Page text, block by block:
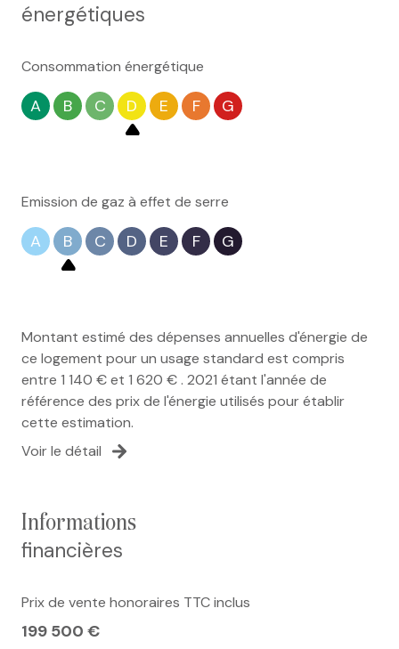
énergétiques
Consommation énergétique
A B C D E F G
Emission de gaz à effet de serre
A B C D E F G
Montant estimé des dépenses annuelles d'énergie de
ce logement pour un usage standard est compris
entre 1 140 € et 1 620 € . 2021 étant l'année de
référence des prix de l'énergie utilisés pour établir
cette estimation.
Voir le détail
informations
financières
Prix de vente honoraires TTC inclus
199 500 €